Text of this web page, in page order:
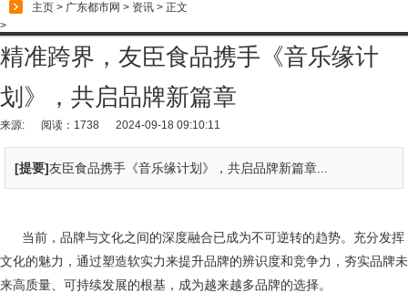
主页 > 广东都市网 > 资讯 > 正文
>
精准跨界，友臣食品携手《音乐缘计
划》，共启品牌新篇章
来源: 阅读：1738 2024-09-18 09:10:11
[提要]友臣食品携手《音乐缘计划》，共启品牌新篇章...
当前，品牌与文化之间的深度融合已成为不可逆转的趋势。充分发挥
文化的魅力，通过塑造软实力来提升品牌的辨识度和竞争力，夯实品牌未
来高质量、可持续发展的根基，成为越来越多品牌的选择。